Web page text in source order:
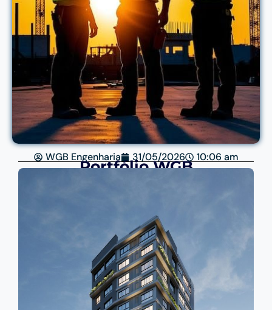
WGB Engenharia 31/05/2026 10:06 am
Portfólio WGB